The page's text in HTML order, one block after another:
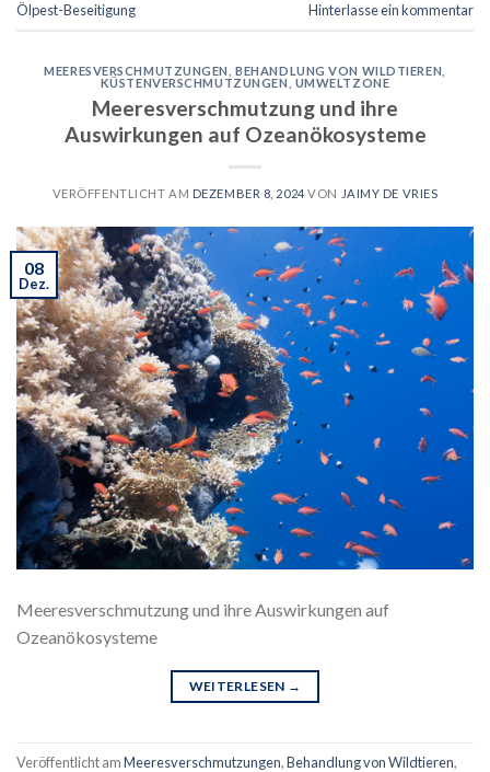
Ölpest-Beseitigung
Hinterlasse ein kommentar
MEERESVERSCHMUTZUNGEN ,BEHANDLUNG VON WILDTIEREN
KÜSTENVERSCHMUTZUNGEN
UMWELTZONE
Meeresverschmutzung und ihre
Auswirkungen auf Ozeanökosysteme
VERÖFFENTLICHT AM DEZEMBER 8, 2024 VON JAIMY DE VRIES
08
Dez.
Meeresverschmutzung und ihre Auswirkungen auf
Ozeanökosysteme
WEITERLESEN →
Veröffentlicht amMeeresverschmutzungen,Behandlung von Wildtieren,